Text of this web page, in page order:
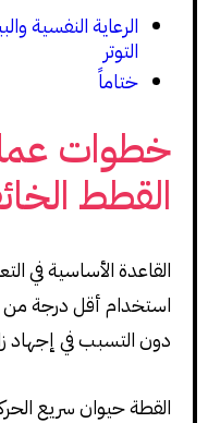
الرعاية النفسية
التوتر
ختاماً
خطوات
القطط
القاعدة الأساسية في
استخدام أقل درجة من
دون التسبب في إجهاد
القطة حيوان سريع